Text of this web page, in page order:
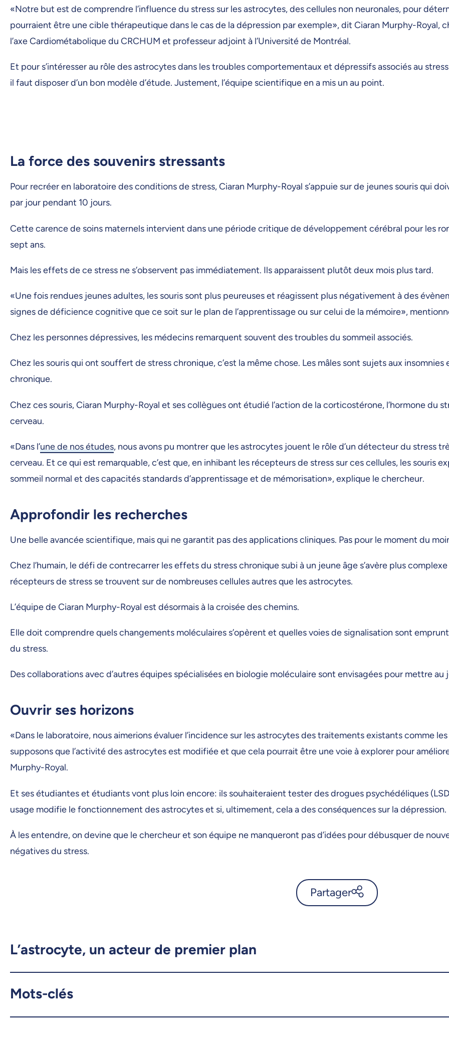
«Notre but est de comprendre l’influence du stress sur les astrocytes, des cellules non neuronales, pour
pourraient être une cible thérapeutique dans le cas de la dépression par exemple», dit Ciaran Murphy-Royal,
l’axe Cardiométabolique du CRCHUM et professeur adjoint à l’Université de Montréal.
Et pour s’intéresser au rôle des astrocytes dans les troubles comportementaux et dépressifs associés au
il faut disposer d’un bon modèle d’étude. Justement, l’équipe scientifique en a mis un au point.
La force des souvenirs stressants
Pour recréer en laboratoire des conditions de stress, Ciaran Murphy-Royal s’appuie sur de jeunes souris qui
par jour pendant 10 jours.
Cette carence de soins maternels intervient dans une période critique de développement cérébral pour les
sept ans.
Mais les effets de ce stress ne s’observent pas immédiatement. Ils apparaissent plutôt deux mois plus tard.
«Une fois rendues jeunes adultes, les souris sont plus peureuses et réagissent plus négativement à des
signes de déficience cognitive que ce soit sur le plan de l’apprentissage ou sur celui de la mémoire»,
Chez les personnes dépressives, les médecins remarquent souvent des troubles du sommeil associés.
Chez les souris qui ont souffert de stress chronique, c’est la même chose. Les mâles sont sujets aux
chronique.
Chez ces souris, Ciaran Murphy-Royal et ses collègues ont étudié l’action de la corticostérone, l’hormone du
cerveau.
«Dans l’une de nos études, nous avons pu montrer que les astrocytes jouent le rôle d’un détecteur du stress
cerveau. Et ce qui est remarquable, c’est que, en inhibant les récepteurs de stress sur ces cellules, les souris
sommeil normal et des capacités standards d’apprentissage et de mémorisation», explique le chercheur.
Approfondir les recherches
Une belle avancée scientifique, mais qui ne garantit pas des applications cliniques. Pas pour le moment du
Chez l’humain, le défi de contrecarrer les effets du stress chronique subi à un jeune âge s’avère plus
récepteurs de stress se trouvent sur de nombreuses cellules autres que les astrocytes.
L’équipe de Ciaran Murphy-Royal est désormais à la croisée des chemins.
Elle doit comprendre quels changements moléculaires s’opèrent et quelles voies de signalisation sont
du stress.
Des collaborations avec d’autres équipes spécialisées en biologie moléculaire sont envisagées pour mettre
Ouvrir ses horizons
«Dans le laboratoire, nous aimerions évaluer l’incidence sur les astrocytes des traitements existants comme
supposons que l’activité des astrocytes est modifiée et que cela pourrait être une voie à explorer pour
Murphy-Royal.
Et ses étudiantes et étudiants vont plus loin encore: ils souhaiteraient tester des drogues psychédéliques
usage modifie le fonctionnement des astrocytes et si, ultimement, cela a des conséquences sur la dépression.
À les entendre, on devine que le chercheur et son équipe ne manqueront pas d’idées pour débusquer de
négatives du stress.
Partager
Copier le lien
L’astrocyte, un acteur de premier plan
Mots-clés